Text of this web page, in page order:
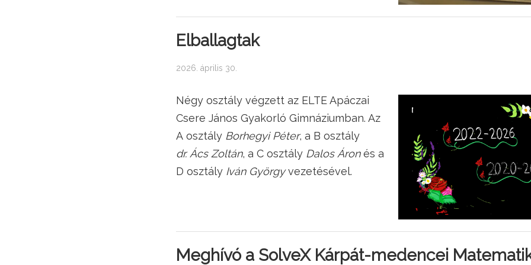
Elballagtak
2026. április 30.
Négy osztály végzett az ELTE Apáczai
Csere János Gyakorló Gimnáziumban. Az
A osztály Borhegyi Péter, a B osztály
dr. Ács Zoltán, a C osztály Dalos Áronés a
D osztály Iván Györgyvezetésével.
Meghívó a SolveX Kárpát-medencei